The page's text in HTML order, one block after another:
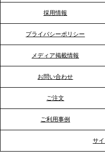
RKB毎日放送「RKB
巻きケータリング」が紹
2026.1.20
ーションを活性化
2025.12.12
採用情報
プライバシーポリシー
メディア掲載情報
お問い合わせ
ご注文
ご利用事例
サ